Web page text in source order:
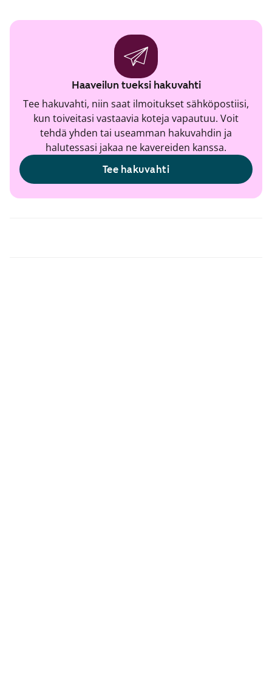
Haaveilun tueksi hakuvahti
Tee hakuvahti, niin saat ilmoitukset sähköpostiisi,
kun toiveitasi vastaavia koteja vapautuu. Voit
tehdä yhden tai useamman hakuvahdin ja
halutessasi jakaa ne kavereiden kanssa.
Tee hakuvahti